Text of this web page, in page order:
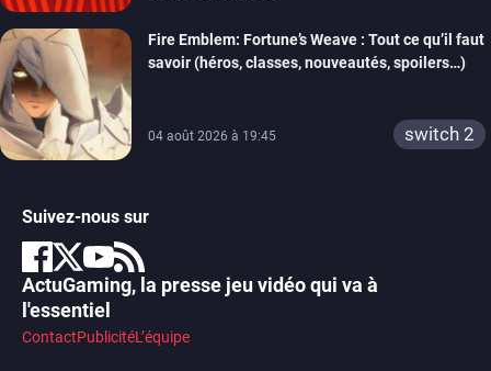
Fire Emblem: Fortune’s Weave : Tout ce qu’il faut
savoir (héros, classes, nouveautés, spoilers…)
04 août 2026 à 19:45 switch 2
Suivez-nous sur
ActuGaming, la presse jeu vidéo qui va à
l'essentiel
ContactPublicitéL’équipe